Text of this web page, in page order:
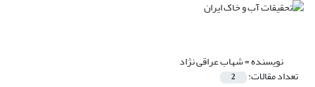
نویسنده =شهاب عراقی نژاد
تعداد مقالات: 2